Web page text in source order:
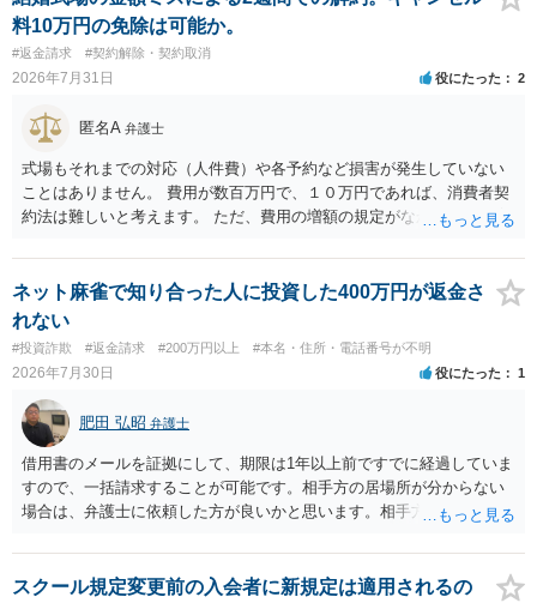
料10万円の免除は可能か。
#返金請求 #契約解除・契約取消
2026年7月31日 役にたった 2
匿名A 弁護士
式場もそれまでの対応（人件費）や各予約など損害が発生していない
ことはありません。 費用が数百万円で、１０万円であれば、消費者契
約法は難しいと考えます。 ただ、費用の増額の規定がなかったのに増
ということになり、解約するのは理由がないことになります。
ネット麻雀で知り合った人に投資した400万円が返金さ
れない
#投資詐欺 #返金請求 #200万円以上 #本名・住所・電話番号が不明
2026年7月30日 役にたった 1
肥田 弘昭 弁護士
借用書のメールを証拠にして、期限は1年以上前ですでに経過していま
すので、一括請求することが可能です。相手方の居場所が分からない
場合は、弁護士に依頼した方が良いかと思います。相手方の居場所が
さい。
スクール規定変更前の入会者に新規定は適用されるの